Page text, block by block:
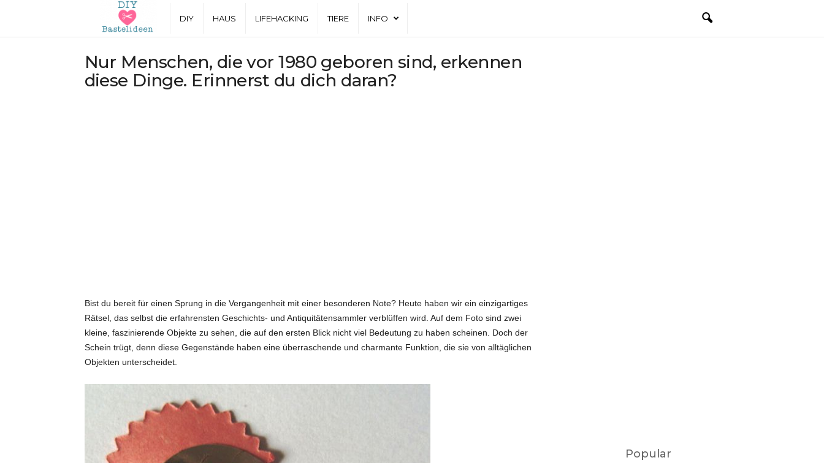
Y
d
e
e
DIY HAUS LIFEHACKING TIERE INFO
Nur Menschen, die vor 1980 geboren sind, erkennen
diese Dinge. Erinnerst du dich daran?
Bist du bereit für einen Sprung in die Vergangenheit mit einer besonderen Note? Heute haben wir ein einzigartiges
Rätsel, das selbst die erfahrensten Geschichts- und Antiquitätensammler verblüffen wird. Auf dem Foto sind zwei
kleine, faszinierende Objekte zu sehen, die auf den ersten Blick nicht viel Bedeutung zu haben scheinen. Doch der
Schein trügt, denn diese Gegenstände haben eine überraschende und charmante Funktion, die sie von alltäglichen
Objekten unterscheidet.
Popular